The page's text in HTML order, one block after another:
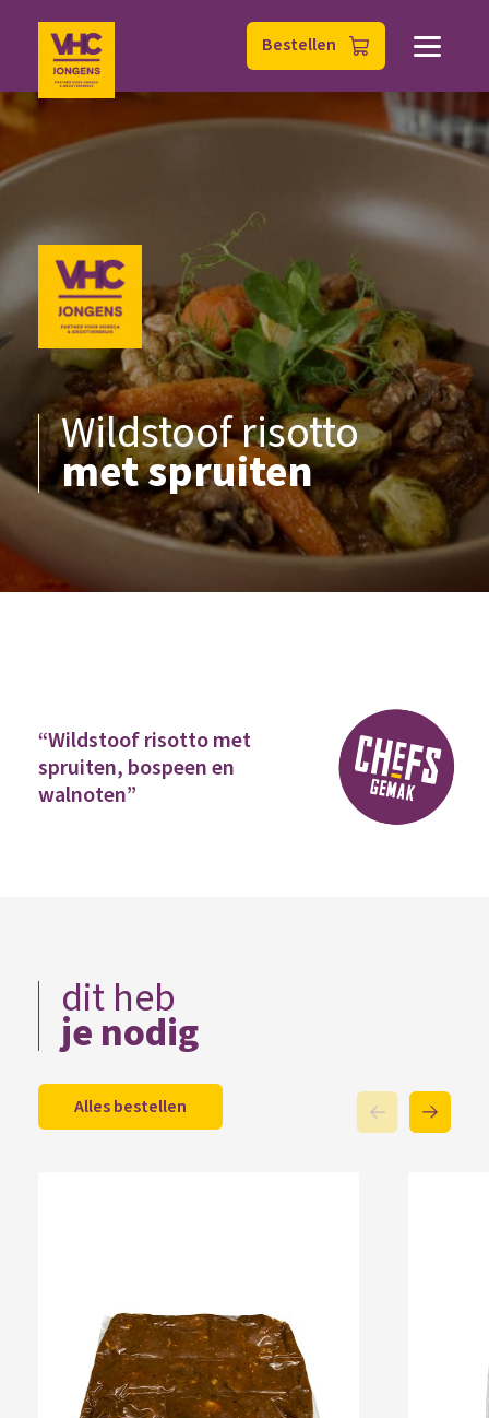
Bestellen
Bestellen
Wildstoof risotto
met spruiten
Wildstoof risotto met spruiten
“Wildstoof risotto met
spruiten, bospeen en
walnoten”
dit heb
je nodig
Alles bestellen